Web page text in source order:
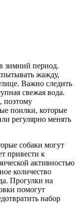
зимний период.
жажду,
Важно следить
свежая вода.
поэтому
поилки, которые
регулярно менять
собаки могут
привести к
активностью
количество
Прогулки на
помогут
набор